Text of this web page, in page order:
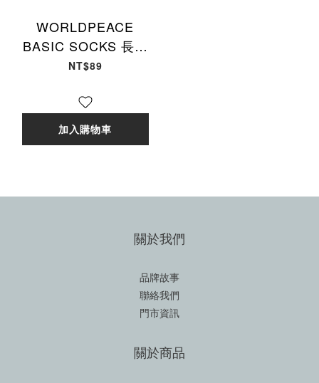
WORLDPEACE
BASIC SOCKS 長襪
襪子 基本款 黑
NT$89
加入購物車
關於我們
品牌故事
聯絡我們
門市資訊
關於商品